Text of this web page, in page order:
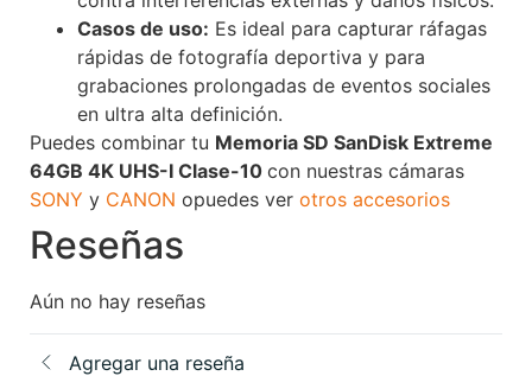
Casos de uso: Es ideal para capturar ráfagas
rápidas de fotografía deportiva y para
grabaciones prolongadas de eventos sociales
en ultra alta definición.
Puedes combinar tu Memoria SD SanDisk Extreme
64GB 4K UHS-I Clase-10 con nuestras cámaras
SONY y CANON opuedes ver otros accesorios
Reseñas
Aún no hay reseñas
Agregar una reseña